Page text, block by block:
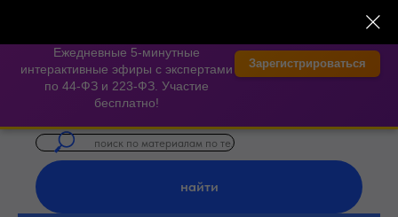
×
Ежедневные 5-минутные
интерактивные эфиры с экспертами
по 44-ФЗ и 223-ФЗ. Участие
бесплатно!
Зарегистрироваться
найти